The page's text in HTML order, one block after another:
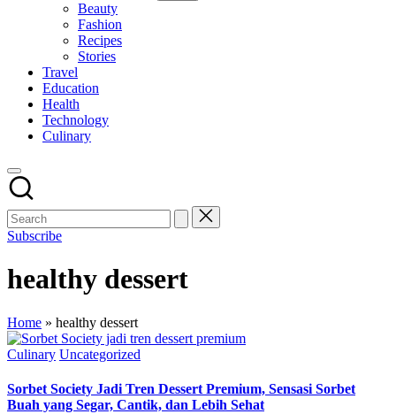
Beauty
Fashion
Recipes
Stories
Travel
Education
Health
Technology
Culinary
Subscribe
healthy dessert
Home » healthy dessert
Posted
Culinary Uncategorized
Sorbet Society Jadi Tren Dessert Premium, Sensasi Sorbet
Buah yang Segar, Cantik, dan Lebih Sehat